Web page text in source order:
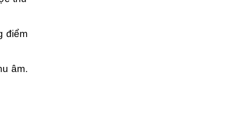
điểm
âm.